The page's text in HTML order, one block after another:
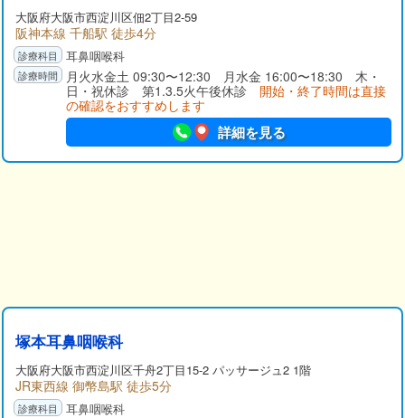
大阪府大阪市西淀川区佃2丁目2-59
阪神本線 千船駅 徒歩4分
耳鼻咽喉科
月火水金土 09:30〜12:30 月水金 16:00〜18:30 木・
日・祝休診 第1.3.5火午後休診 開始・終了時間は直接
の確認をおすすめします
詳細を見る
塚本耳鼻咽喉科
大阪府大阪市西淀川区千舟2丁目15-2 パッサージュ2 1階
JR東西線 御幣島駅 徒歩5分
耳鼻咽喉科